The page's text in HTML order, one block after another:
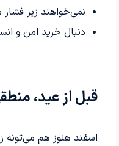
نمی‌خواهند زیر
دنبال خرید امن و
قبل از عید،
اسفند هنوز هم می‌تونه